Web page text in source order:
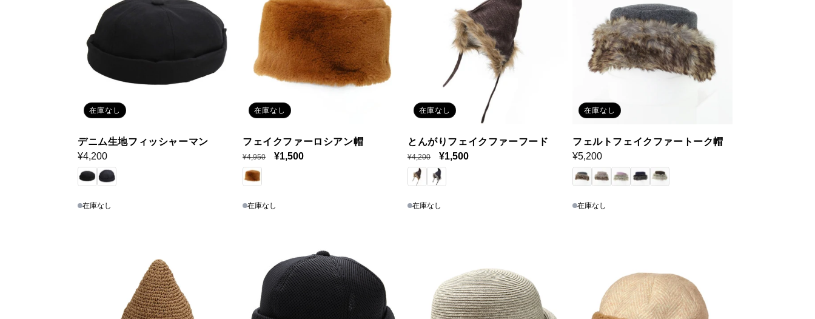
在庫なし
デニム生地フィッシャーマン
通
常
価
格
¥4,200
在庫なし
在庫なし
フェイクファーロシアン帽
通
常
価
格
¥4,950
セ
¥1,500
在庫なし
在庫なし
とんがりフェイクファーフード
通
常
価
格
¥4,200
セ
ー
ル
¥1,500
在庫なし
在庫なし
フェルトフェイクファートーク帽
通
常
価
格
¥5,200
在庫なし